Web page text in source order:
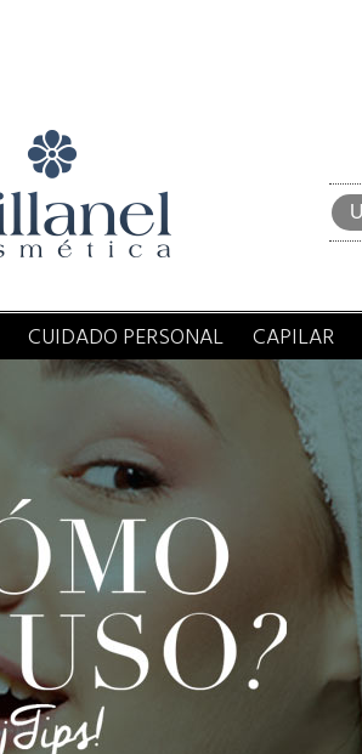
CUIDADO PERSONAL CAPILAR